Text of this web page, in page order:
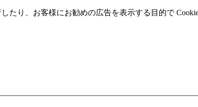
たり、お客様にお勧めの広告を表⽰する⽬的で